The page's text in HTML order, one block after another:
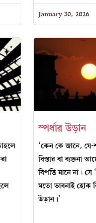
January 30, 2026
স্পর্ধার উড়ান
‘কেন কে জানে, যে-
বিস্তার বা ব্যঞ্জনা
বিপত্তি মানে না।
মতো ভাবনাই হোক
উড়ান।’